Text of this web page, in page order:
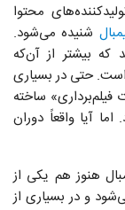
محتوا
شنیده می‌شود.
که بیشتر از آن‌که
است. حتی در بسیاری
فیلم‌برداری» ساخته
آیا واقعاً دوران
هنوز هم یکی از
و در بسیاری از